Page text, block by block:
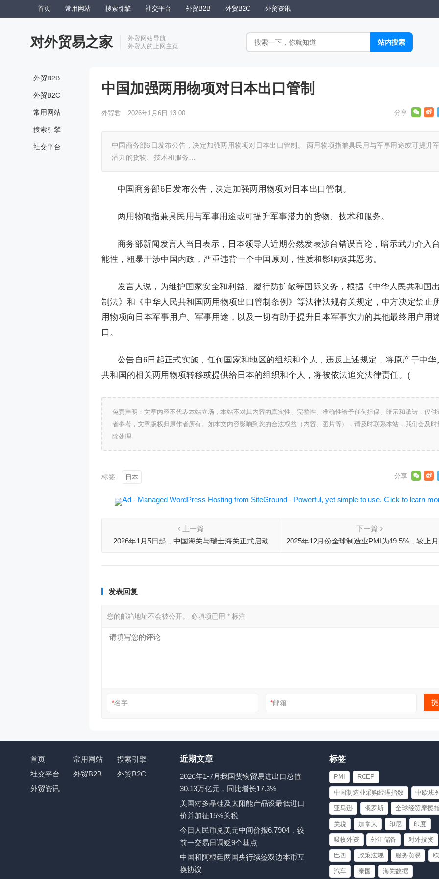
首页 常用网站 搜索引擎 社交平台 外贸B2B 外贸B2C 外贸资讯
对外贸易之家
外贸网站导航
外贸人的上网主页
外贸B2B
外贸B2C
常用网站
搜索引擎
社交平台
中国加强两用物项对日本出口管制
外贸君 2026年1月6日 13:00
中国商务部6日发布公告，决定加强两用物项对日本出口管制。 两用物项指兼具民用与军事用途或可提升
潜力的货物、技术和服务…
中国商务部6日发布公告，决定加强两用物项对日本出口管制。
两用物项指兼具民用与军事用途或可提升军事潜力的货物、技术和服务。
商务部新闻发言人当日表示，日本领导人近期公然发表涉台错误言论，暗示武力介入
能性，粗暴干涉中国内政，严重违背一个中国原则，性质和影响极其恶劣。
发言人说，为维护国家安全和利益、履行防扩散等国际义务，根据《中华人民共和国
制法》和《中华人民共和国两用物项出口管制条例》等法律法规有关规定，中方决定禁止
用物项向日本军事用户、军事用途，以及一切有助于提升日本军事实力的其他最终用户用
口。
公告自6日起正式实施，任何国家和地区的组织和个人，违反上述规定，将原产于中华
共和国的相关两用物项转移或提供给日本的组织和个人，将被依法追究法律责任。(
免责声明：文章内容不代表本站立场，本站不对其内容的真实性、完整性、准确性给予任何担保、暗示和承诺，仅供
者参考，文章版权归原作者所有。如本文内容影响到您的合法权益（内容、图片等），请及时联系本站，我们会及时
除处理。
标签: 日本
上一篇
2026年1月5日起，中国海关与瑞士海关正式启动
下一篇
2025年12月份全球制造业PMI为49.5%，较上
发表回复
您的邮箱地址不会被公开。 必填项已用 * 标注
*名字: *邮箱:
首页 常用网站
搜索引擎
社交平台
外贸B2B
外贸B2C
外贸资讯
近期文章
2026年1-7月我国货物贸易进出口总值
30.13万亿元，同比增长17.3%
美国对多晶硅及太阳能产品设最低进口
价并加征15%关税
今日人民币兑美元中间价报6.7904，较
前一交易日调贬9个基点
中国和阿根廷两国央行续签双边本币互
换协议
标签
PMI RCEP
中国制造业采购经理指数 中欧班
亚马逊 俄罗斯 全球经贸摩擦
关税 加拿大 印尼 印度
吸收外资 外汇储备 对外投资
巴西 政策法规 服务贸易
汽车 泰国 海关数据